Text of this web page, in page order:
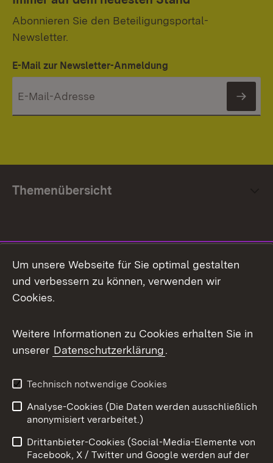
Abonnieren Sie den Beteiligungsportal-
Newsletter.
E-Mail zur Newsletter-Anmeldung
Themenübersicht
Facebook
X / Twitter
Youtube
Impressum
Kontakt
Barrierefreiheit
Datenschutz
Um unsere Webseite für Sie optimal gestalten
und verbessern zu können, verwenden wir
Cookies.
Weitere Informationen zu Cookies erhalten Sie in
unserer Datenschutzerklärung.
Technisch notwendige Cookies
Analyse-Cookies (Die Daten werden ausschließlich
anonymisiert verarbeitet.)
Drittanbieter-Cookies (Social-Media-Elemente von
Facebook, X / Twitter und Google werden auf der